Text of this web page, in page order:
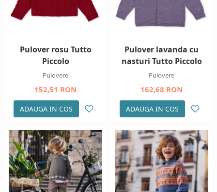
Pulover rosu Tutto
Piccolo
Pulovere
152,51 RON
ADAUGA IN COS
Pulover lavanda cu
nasturi Tutto Piccolo
Pulovere
162,68 RON
ADAUGA IN COS